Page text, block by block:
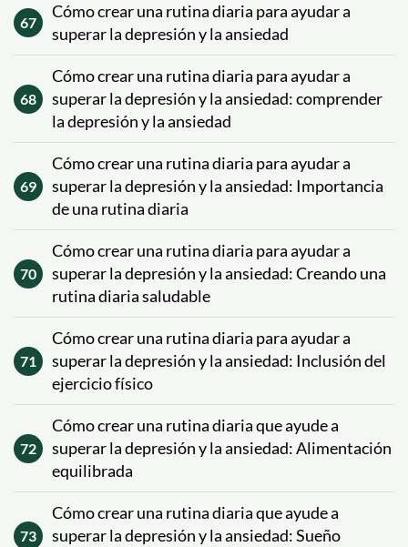
67
Cómo crear una rutina diaria para ayudar a
superar la depresión y la ansiedad
68
Cómo crear una rutina diaria para ayudar a
superar la depresión y la ansiedad: comprender
la depresión y la ansiedad
69
Cómo crear una rutina diaria para ayudar a
superar la depresión y la ansiedad: Importancia
de una rutina diaria
70
Cómo crear una rutina diaria para ayudar a
superar la depresión y la ansiedad: Creando una
rutina diaria saludable
71
Cómo crear una rutina diaria para ayudar a
superar la depresión y la ansiedad: Inclusión del
ejercicio físico
72
Cómo crear una rutina diaria que ayude a
superar la depresión y la ansiedad: Alimentación
equilibrada
73
Cómo crear una rutina diaria que ayude a
superar la depresión y la ansiedad: Sueño